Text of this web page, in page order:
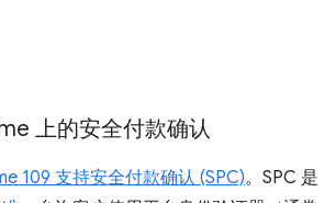
上的安全付款确认
109 支持安全付款确认 (SPC)。SPC 是